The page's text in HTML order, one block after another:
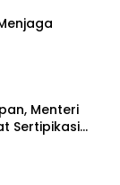
Menteri
Sertipikasi